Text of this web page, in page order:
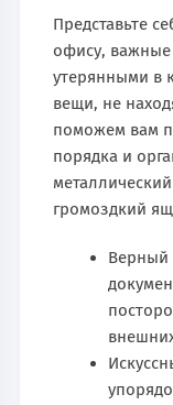
Представьте
офису,
утерянными в
вещи, не
поможем вам
порядка и
громоздкий
Верный